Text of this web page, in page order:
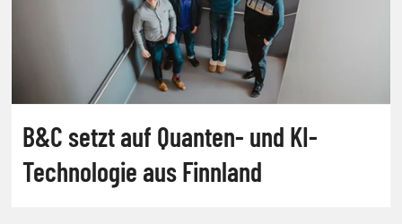
B&C setzt auf Quanten- und KI-
Technologie aus Finnland